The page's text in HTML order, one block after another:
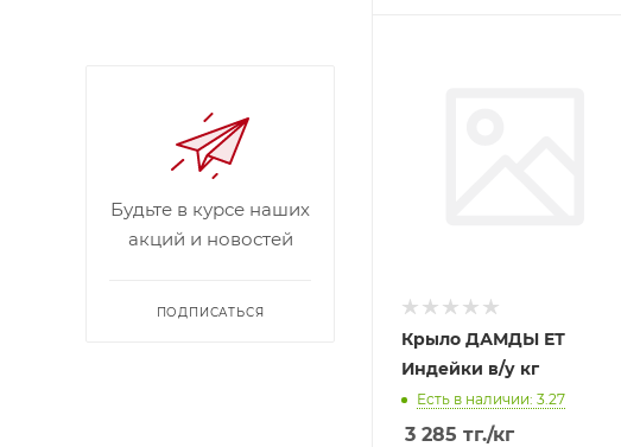
Крыло ДАМДЫ ЕТ
Индейки в/у кг
Есть в наличии: 3.27
3 285 тг./кг
Будьте в курсе наших
акций и новостей
ПОДПИСАТЬСЯ